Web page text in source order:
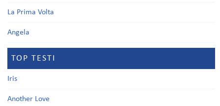
La Prima Volta
Angela
TOP TESTI
Iris
Another Love